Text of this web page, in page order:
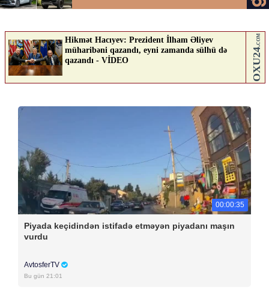
00:00:35
Piyada keçidindən istifadə etməyən piyadanı maşın
vurdu
AvtosferTV
Bu gün 21:01